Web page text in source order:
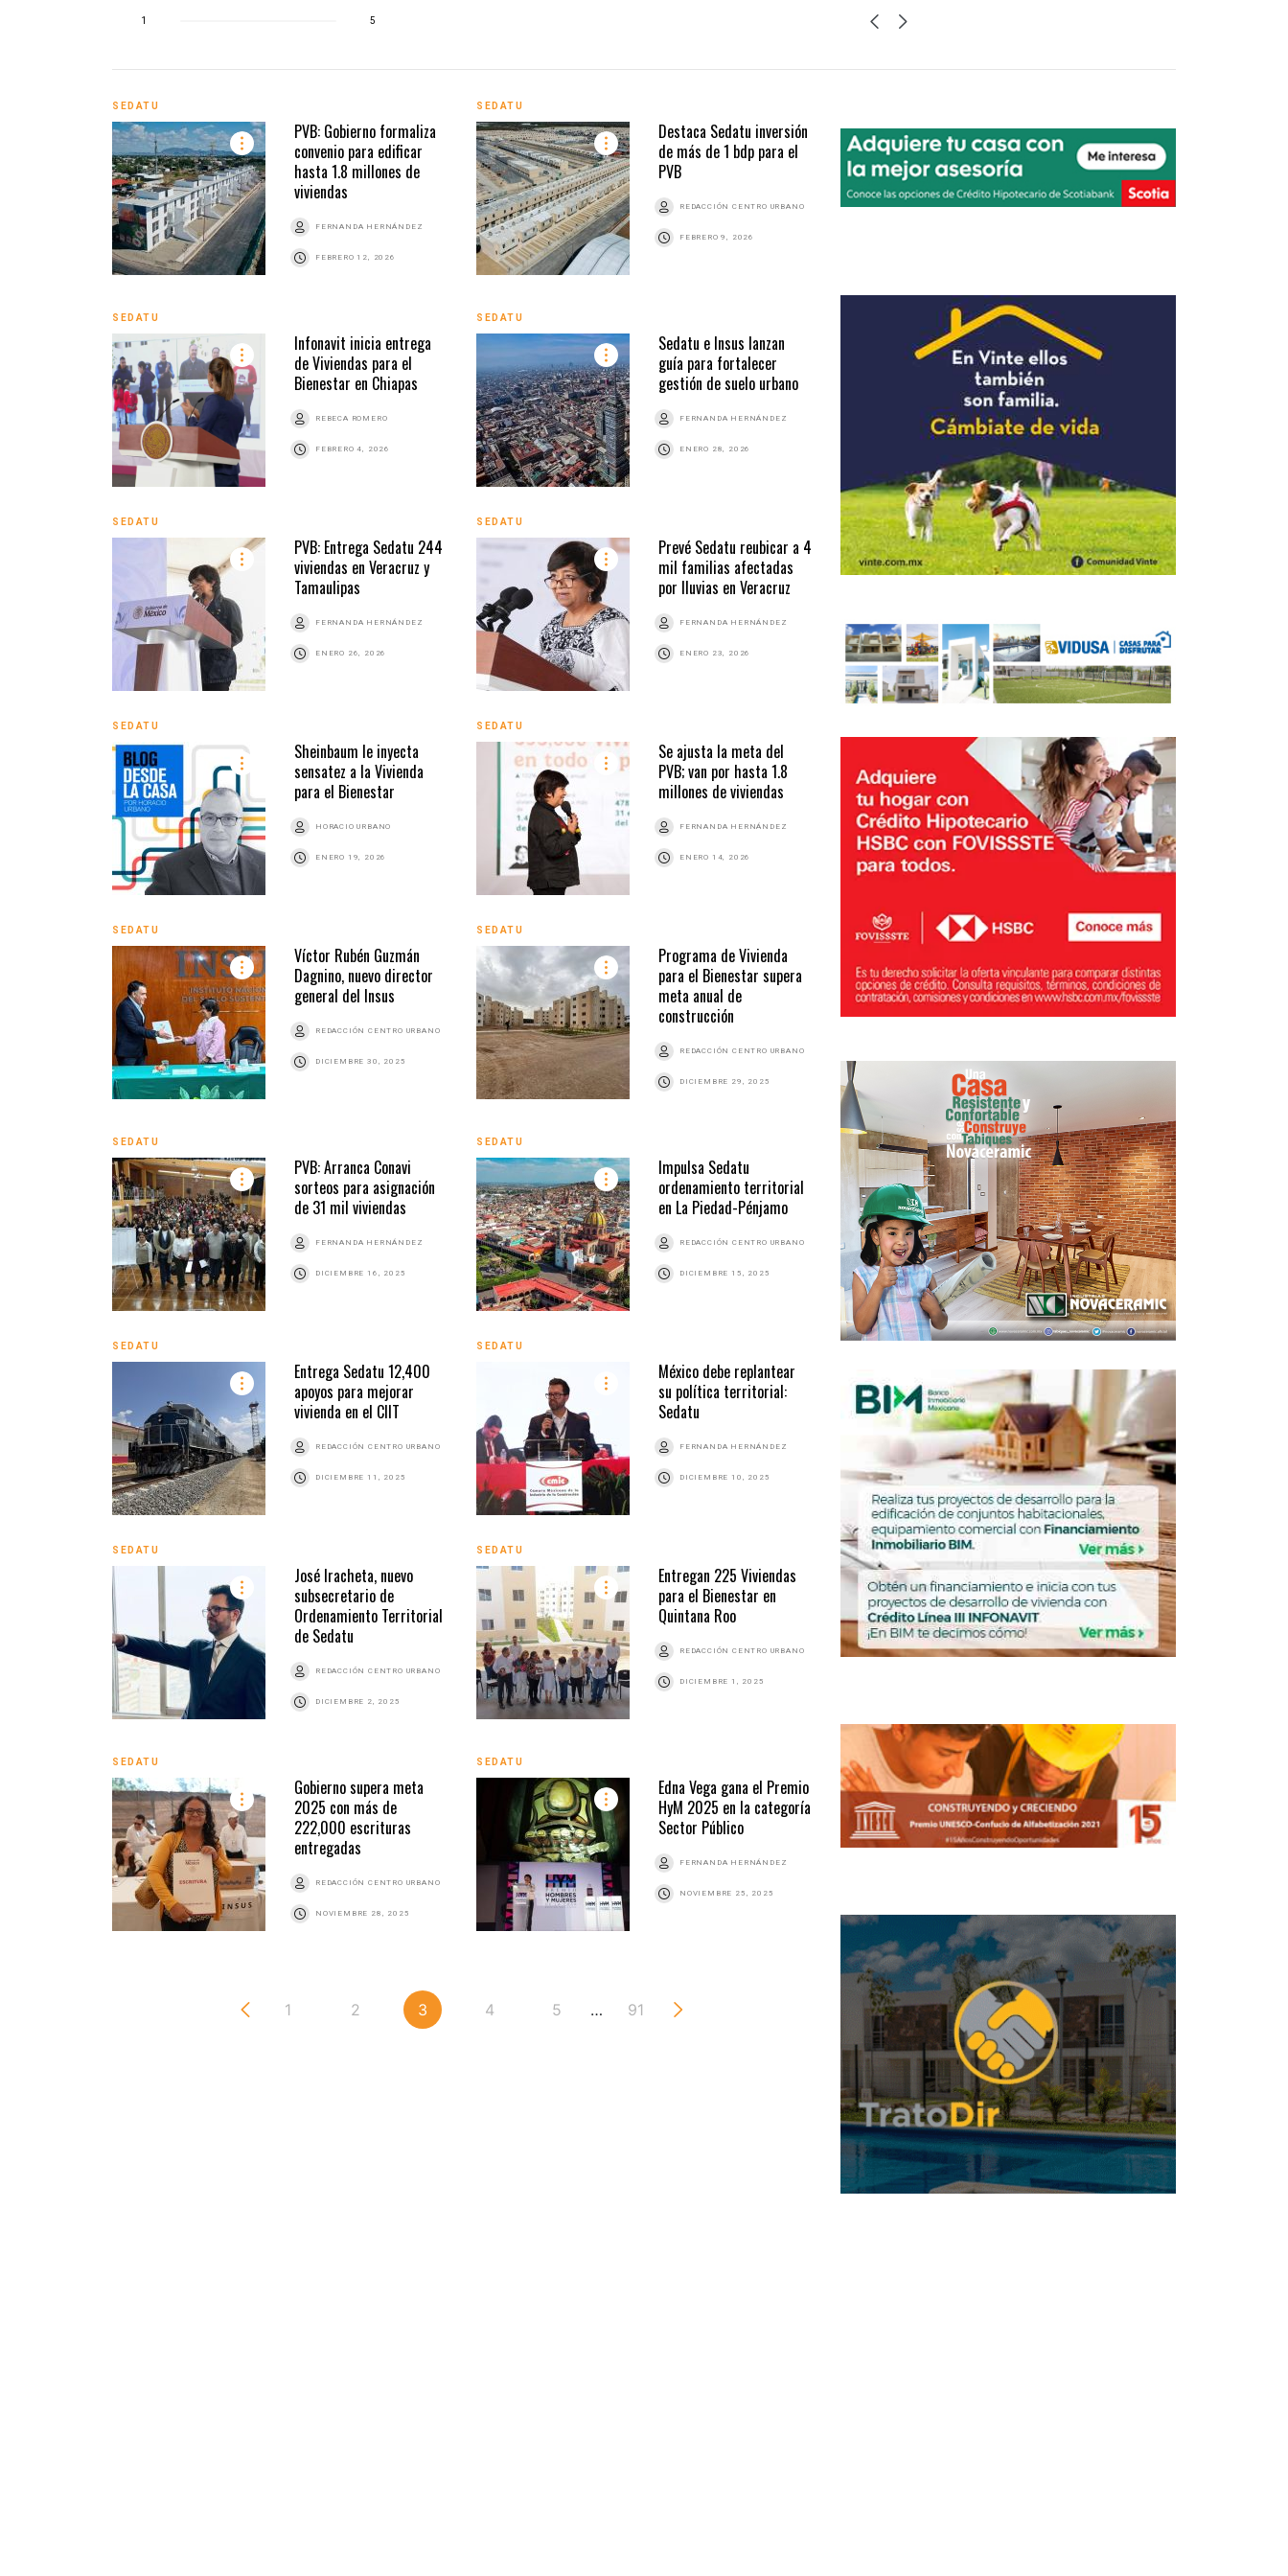
1 5
SEDATU
PVB: Gobierno formaliza
convenio para edificar
hasta 1.8 millones de
viviendas
FERNANDA HERNÁNDEZ
FEBRERO 12, 2026
SEDATU
Destaca Sedatu inversión
de más de 1 bdp para el
PVB
REDACCIÓN CENTRO URBANO
FEBRERO 9, 2026
SEDATU
Infonavit inicia entrega
de Viviendas para el
Bienestar en Chiapas
REBECA ROMERO
FEBRERO 4, 2026
SEDATU
Sedatu e Insus lanzan
guía para fortalecer
gestión de suelo urbano
FERNANDA HERNÁNDEZ
ENERO 28, 2026
SEDATU
PVB: Entrega Sedatu 244
viviendas en Veracruz y
Tamaulipas
FERNANDA HERNÁNDEZ
ENERO 26, 2026
SEDATU
Prevé Sedatu reubicar a 4
mil familias afectadas
por lluvias en Veracruz
FERNANDA HERNÁNDEZ
ENERO 23, 2026
SEDATU
Sheinbaum le inyecta
sensatez a la Vivienda
para el Bienestar
HORACIO URBANO
ENERO 19, 2026
SEDATU
Se ajusta la meta del
PVB; van por hasta 1.8
millones de viviendas
FERNANDA HERNÁNDEZ
ENERO 14, 2026
SEDATU
Víctor Rubén Guzmán
Dagnino, nuevo director
general del Insus
REDACCIÓN CENTRO URBANO
DICIEMBRE 30, 2025
SEDATU
Programa de Vivienda
para el Bienestar supera
meta anual de
construcción
REDACCIÓN CENTRO URBANO
DICIEMBRE 29, 2025
SEDATU
PVB: Arranca Conavi
sorteos para asignación
de 31 mil viviendas
FERNANDA HERNÁNDEZ
DICIEMBRE 16, 2025
SEDATU
Impulsa Sedatu
ordenamiento territorial
en La Piedad-Pénjamo
REDACCIÓN CENTRO URBANO
DICIEMBRE 15, 2025
SEDATU
Entrega Sedatu 12,400
apoyos para mejorar
vivienda en el CIIT
REDACCIÓN CENTRO URBANO
DICIEMBRE 11, 2025
SEDATU
México debe replantear
su política territorial:
Sedatu
FERNANDA HERNÁNDEZ
DICIEMBRE 10, 2025
SEDATU
José Iracheta, nuevo
subsecretario de
Ordenamiento Territorial
de Sedatu
REDACCIÓN CENTRO URBANO
DICIEMBRE 2, 2025
SEDATU
Entregan 225 Viviendas
para el Bienestar en
Quintana Roo
REDACCIÓN CENTRO URBANO
DICIEMBRE 1, 2025
SEDATU
Gobierno supera meta
2025 con más de
222,000 escrituras
entregadas
REDACCIÓN CENTRO URBANO
NOVIEMBRE 28, 2025
SEDATU
Edna Vega gana el Premio
HyM 2025 en la categoría
Sector Público
FERNANDA HERNÁNDEZ
NOVIEMBRE 25, 2025
1 2 3 4 5 … 91